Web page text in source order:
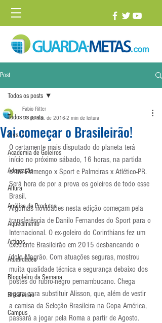
Post
Todos os posts
1 vs. 1
Academia de Goleiros
Adaptação
Altura
Análise de Produtos
Aquecimento
Artigos
Atualidades
Blogoleiro da Semana
Brasileirão
Campus
Todos os posts
Vai começar o Brasileirão!
Fabio Ritter
11 de mai. de 2016 2 min de leitura
O certamente mais disputado do planeta terá
início no próximo sábado, 16 horas, na partida
entre Flamengo x Sport e Palmeiras x Atlético-PR.
Será hora de por a prova os goleiros de todo esse
Brasil.
Algumas novidades nesta edição começam pela
transferência de Danilo Fernandes do Sport para o
Internacional. O ex-goleiro do Corinthians fez um
excelente Brasileirão em 2015 desbancando o
ídolo Magrão. Com atuações seguras, mostrou
muita qualidade técnica e segurança debaixo dos
postes do rubro-negro pernambucano. Chega
agora para substituir Alisson, que, além de vestir
a camisa da Seleção Brasileira na Copa América,
passará a jogar pela Roma a partir de Agosto.